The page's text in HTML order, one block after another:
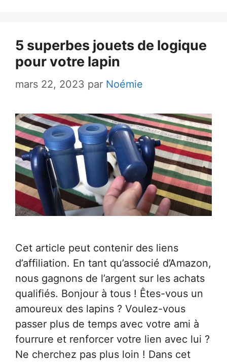
5 superbes jouets de logique
pour votre lapin
mars 22, 2023 par Noémie
Cet article peut contenir des liens
d’affiliation. En tant qu’associé d’Amazon,
nous gagnons de l’argent sur les achats
qualifiés. Bonjour à tous ! Êtes-vous un
amoureux des lapins ? Voulez-vous
passer plus de temps avec votre ami à
fourrure et renforcer votre lien avec lui ?
Ne cherchez pas plus loin ! Dans cet